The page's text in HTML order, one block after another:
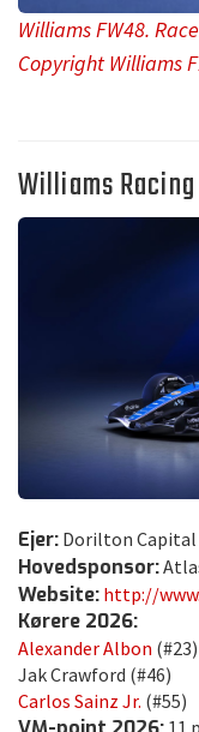
Williams FW48.
Copyright Williams
Williams Racing
Ejer: Dorilton Capital
Hovedsponsor:
Website: http://
Kørere 2026:
Alexander Albon (#23)
Jak Crawford (#46)
Carlos Sainz Jr. (#55)
11